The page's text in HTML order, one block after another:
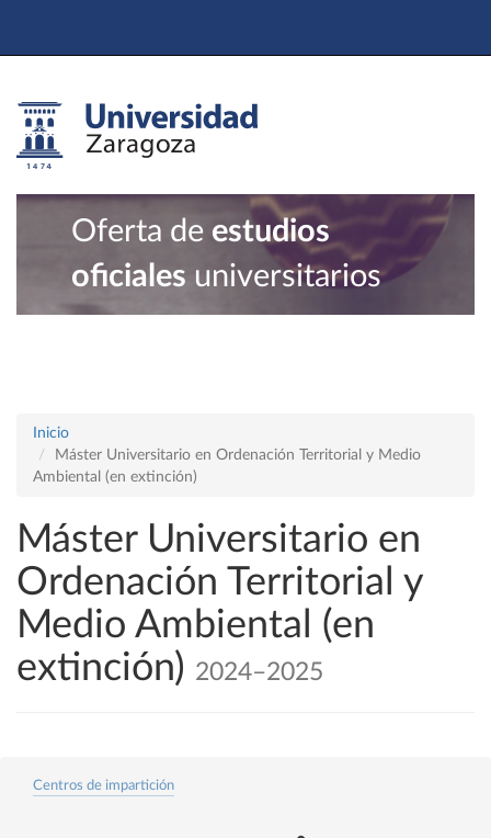
Oferta de estudios
oficiales universitarios
Inicio
Máster Universitario en Ordenación Territorial y Medio
Ambiental (en extinción)
Máster Universitario en
Ordenación Territorial y
Medio Ambiental (en
extinción) 2024–2025
Centros de impartición